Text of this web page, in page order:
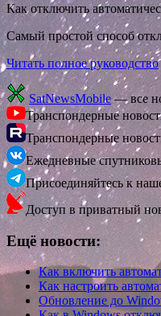
Как отключить
Самый простой способ
Читать полное руководство
SatNewsMobile— все
Транспондерные
Транспондерные
Ежедневные
Присоединяйтесь к
Доступ в приватный
Ещё новости:
Как включить
Как настроить
Обновление до